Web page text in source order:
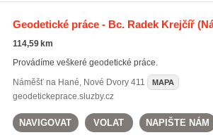
Geodetické práce - Bc. Radek Krejčíř
114,59 km
Provádíme veškeré geodetické práce.
Náměšť na Hané, Nové Dvory 411 MAPA
geodetickeprace.sluzby.cz
NAVIGOVAT VOLAT NAPIŠTE NÁM